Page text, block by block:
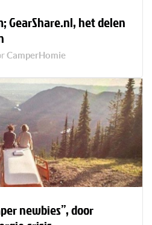
GearShare.nl, het delen
CamperHomie
newbies”, door